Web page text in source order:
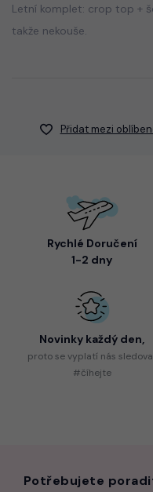
Letní komplet: crop top +
takže nekouše.
Přidat mezi
Rychlé Doručení
1-2 dny
Novinky každý den,
protose vyplatí nás
#číhejte
Potřebujete